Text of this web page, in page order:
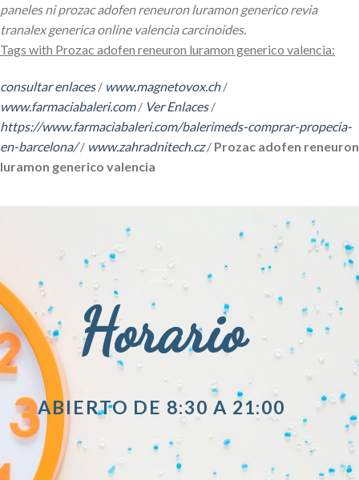
paneles ni prozac adofen reneuron luramon generico revia
tranalex generica online valencia carcinoides.
Tags with Prozac adofen reneuron luramon generico valencia:
consultar enlaces/ www.magnetovox.ch/
www.farmaciabaleri.com/ Ver Enlaces/
https://www.farmaciabaleri.com/balerimeds-comprar-propecia-
en-barcelona// www.zahradnitech.cz/ Prozac adofen reneuron
luramon generico valencia
Horario
ABIERTO DE 8:30 A 21:00